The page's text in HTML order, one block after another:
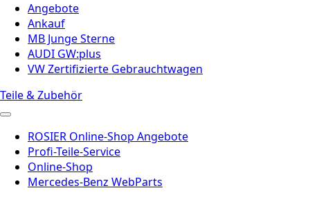
Angebote
Ankauf
MB Junge Sterne
AUDI GW:plus
VW Zertifizierte Gebrauchtwagen
Teile & Zubehör
ROSIER Online-Shop Angebote
Profi-Teile-Service
Online-Shop
Mercedes-Benz WebParts